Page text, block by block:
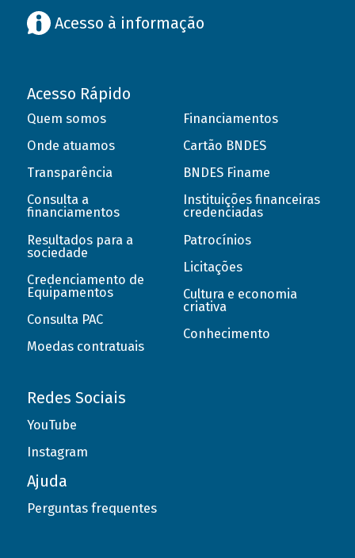
Acesso à informação
Acesso Rápido
Quem somos
Onde atuamos
Transparência
Consulta a
financiamentos
Resultados para a
sociedade
Credenciamento de
Equipamentos
Consulta PAC
Moedas contratuais
Financiamentos
Cartão BNDES
BNDES Finame
Instituições financeiras
credenciadas
Patrocínios
Licitações
Cultura e economia
criativa
Conhecimento
Redes Sociais
YouTube
Instagram
Ajuda
Perguntas frequentes